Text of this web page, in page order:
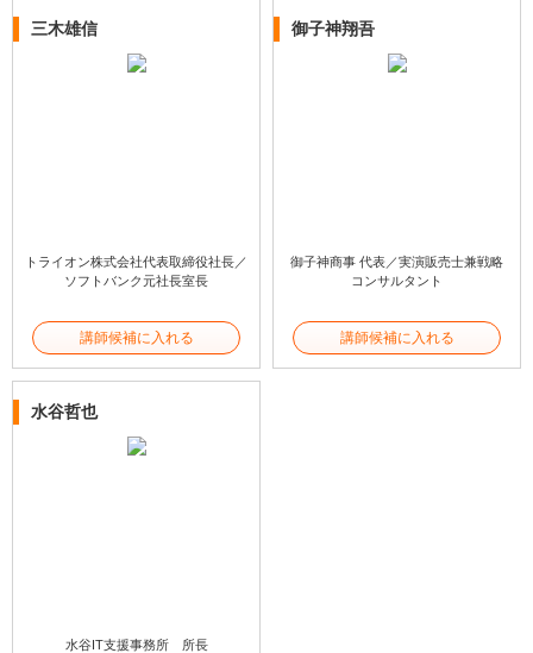
三木雄信
トライオン株式会社代表取締役社長／
ソフトバンク元社長室長
講師候補に入れる
御子神翔吾
御子神商事 代表／実演販売士兼戦略
コンサルタント
講師候補に入れる
水谷哲也
水谷IT支援事務所 所長